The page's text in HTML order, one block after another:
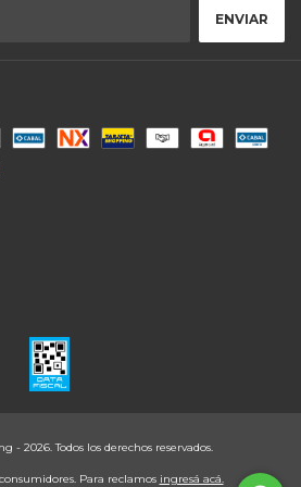
- 2026. Todos los derechos reservados.
Para reclamos ingresá acá.